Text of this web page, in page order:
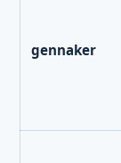
gennaker